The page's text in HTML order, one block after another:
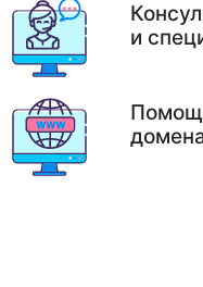
и